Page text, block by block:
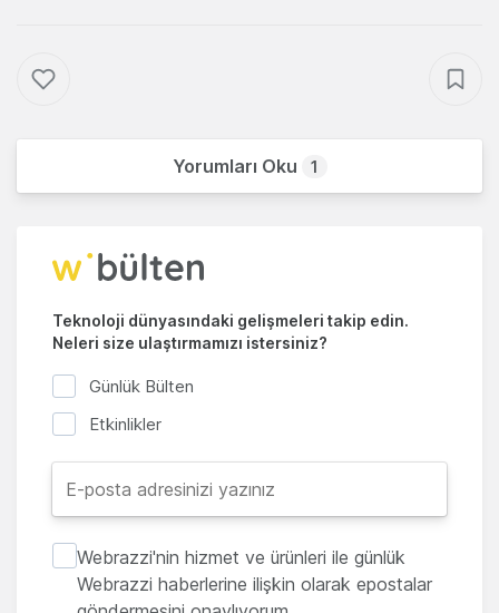
Yorumları Oku 1
Teknoloji dünyasındaki gelişmeleri takip edin.
Neleri size ulaştırmamızı istersiniz?
Günlük Bülten
Etkinlikler
Webrazzi'nin hizmet ve ürünleri ile günlük
Webrazzi haberlerine ilişkin olarak epostalar